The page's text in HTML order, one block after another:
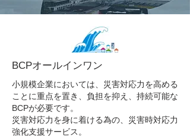
BCPオールインワン
小規模企業においては、災害対応力を高める
ことに重点を置き、負担を抑え、持続可能な
BCPが必要です。
災害対応力を身に着ける為の、災害時対応力
強化支援サービス。